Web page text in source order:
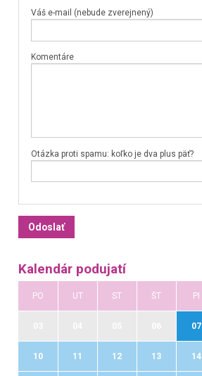
Váš e-mail (nebude zverejnený)
Komentáre
Otázka proti spamu: koľko je dva plus päť?
Kalendár podujatí
PO UT ST ŠT PI
07
10 11 12 13 14